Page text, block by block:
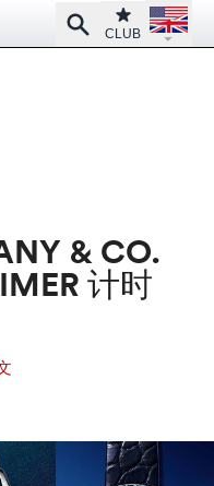
SearchClub
CLUB
Open
& CO.
计时